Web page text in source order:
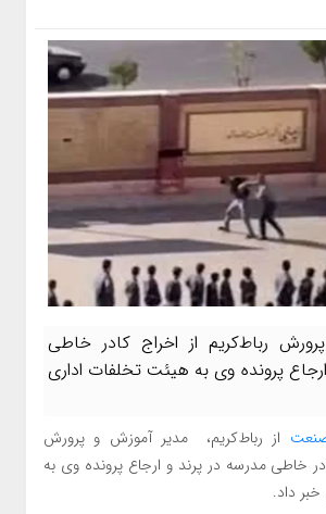
رباط‌کریم از اخراج کادر خاطی
پرونده وی به هیئت تخلفات اداری
از رباط‌کریم، مدیر آموزش و پرورش
خاطی مدرسه در پرند و ارجاع پرونده وی به
داد.